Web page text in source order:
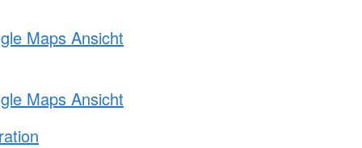
Maps Ansicht
Maps Ansicht